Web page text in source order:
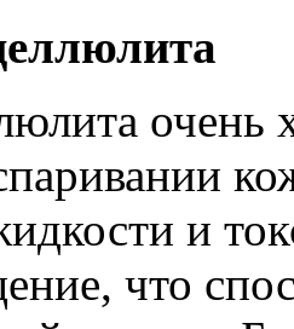
очень
и
что